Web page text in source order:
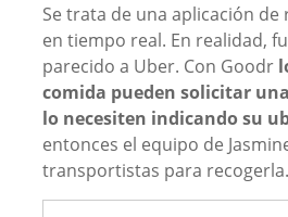
Se trata de una aplicación de
en tiempo real. En realidad,
parecido a Uber. Con Goodr
comida pueden solicitar
lo necesiten indicando su
entonces el equipo de
transportistas para recogerla.